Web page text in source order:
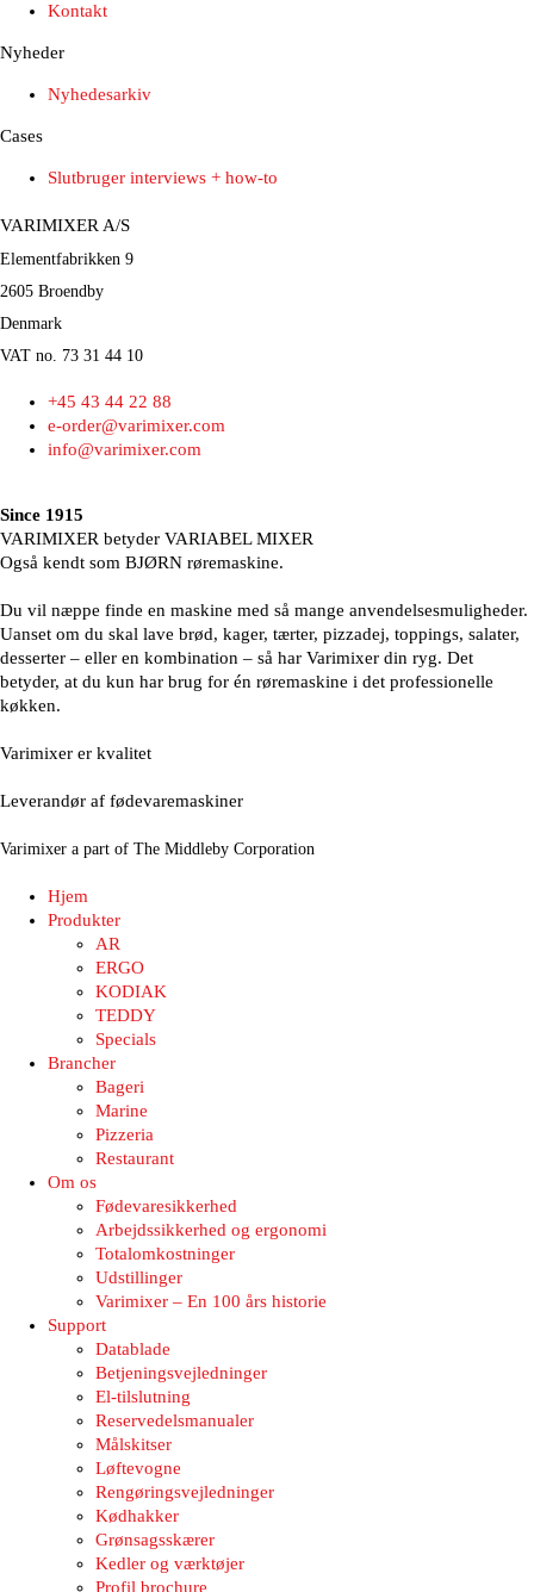
Kontakt
Nyheder
Nyhedesarkiv
Cases
Slutbruger interviews + how-to
VARIMIXER A/S
Elementfabrikken 9
2605 Broendby
Denmark
VAT no. 73 31 44 10
+45 43 44 22 88
e-order@varimixer.com
info@varimixer.com
Since 1915
VARIMIXER betyder VARIABEL MIXER
Også kendt som BJØRN røremaskine.
Du vil næppe finde en maskine med så mange anvendelsesmuligheder.
Uanset om du skal lave brød, kager, tærter, pizzadej, toppings, salater,
desserter – eller en kombination – så har Varimixer din ryg. Det
betyder, at du kun har brug for én røremaskine i det professionelle
køkken.
Varimixer er kvalitet
Leverandør af fødevaremaskiner
Varimixer a part of The Middleby Corporation
Hjem
Produkter
AR
ERGO
KODIAK
TEDDY
Specials
Brancher
Bageri
Marine
Pizzeria
Restaurant
Om os
Fødevaresikkerhed
Arbejdssikkerhed og ergonomi
Totalomkostninger
Udstillinger
Varimixer – En 100 års historie
Support
Datablade
Betjeningsvejledninger
El-tilslutning
Reservedelsmanualer
Målskitser
Løftevogne
Rengøringsvejledninger
Kødhakker
Grønsagsskærer
Kedler og værktøjer
Profil brochure